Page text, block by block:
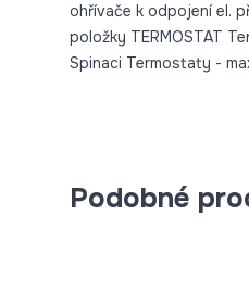
ohřívače k odpojení el.
položky TERMOSTAT
Spinaci Termostaty -
Podobné